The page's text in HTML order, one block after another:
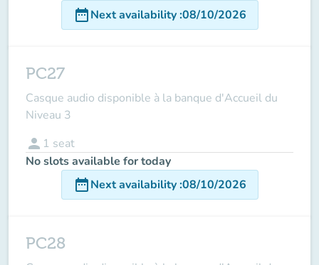
date_rangeNext availability:08/10/2026
PC27
Casque audio disponible à la banque d'Accueil du
Niveau 3
person 1 seat
No slots available for today
date_rangeNext availability:08/10/2026
PC28